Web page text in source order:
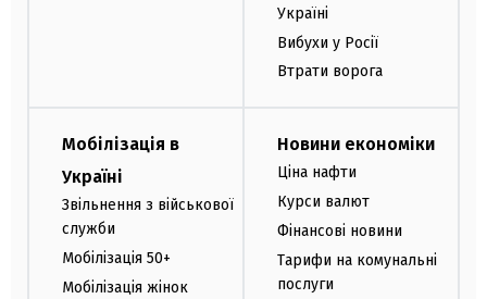
Україні
Вибухи у Росії
Втрати ворога
Мобілізація в
Україні
Звільнення з військової
служби
Мобілізація 50+
Мобілізація жінок
Новини економіки
Ціна нафти
Курси валют
Фінансові новини
Тарифи на комунальні
послуги